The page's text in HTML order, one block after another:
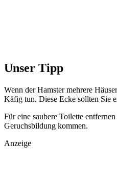
Unser Tipp
Wenn der Hamster mehrere
Käfig tun. Diese Ecke sollten Sie
Für eine saubere Toilette
Geruchsbildung kommen.
Anzeige